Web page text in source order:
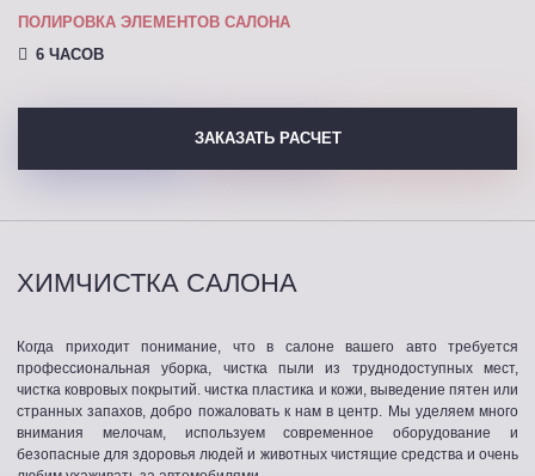
ПОЛИРОВКА ЭЛЕМЕНТОВ САЛОНА
6 ЧАСОВ
ЗАКАЗАТЬ РАСЧЕТ
ХИМЧИСТКА САЛОНА
Когда приходит понимание, что в салоне вашего авто требуется
профессиональная уборка, чистка пыли из труднодоступных мест,
чистка ковровых покрытий. чистка пластика и кожи, выведение пятен или
странных запахов, добро пожаловать к нам в центр. Мы уделяем много
внимания мелочам, используем современное оборудование и
безопасные для здоровья людей и животных чистящие средства и очень